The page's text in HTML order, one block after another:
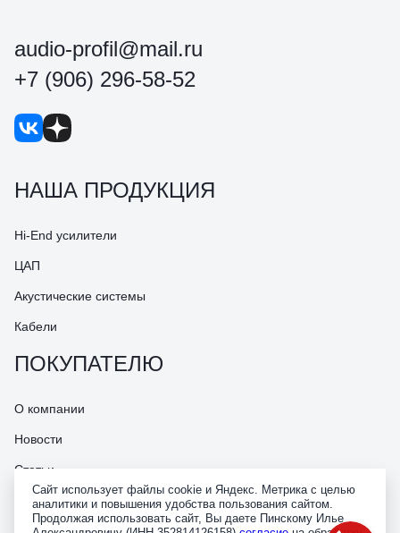
audio-profil@mail.ru
+7 (906) 296-58-52
НАША ПРОДУКЦИЯ
Hi-End усилители
ЦАП
Акустические системы
Кабели
ПОКУПАТЕЛЮ
О компании
Новости
Статьи
Наши контакты
Сайт использует файлы cookie и Яндекс. Метрика с целью
аналитики и повышения удобства пользования сайтом.
Продолжая использовать сайт, Вы даете Пинскому Илье